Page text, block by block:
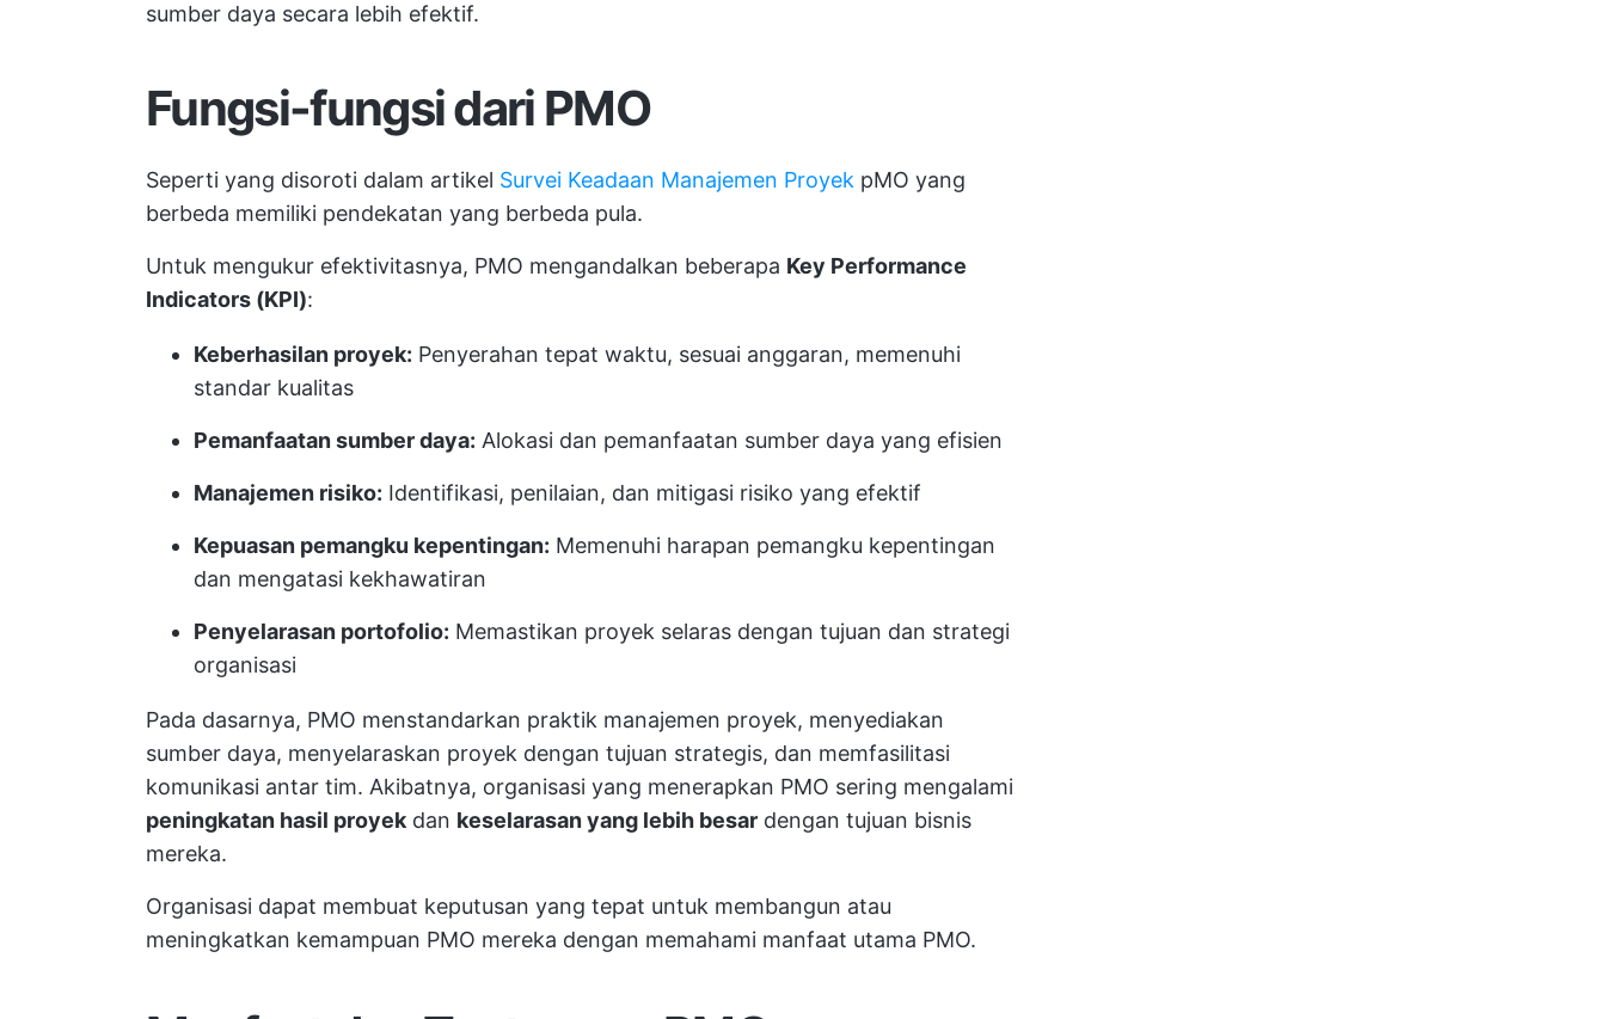
sumber daya secara lebih efektif.
Fungsi-fungsi dari PMO
Seperti yang disoroti dalam artikel Survei Keadaan Manajemen Proyek pMO yang
berbeda memiliki pendekatan yang berbeda pula.
Untuk mengukur efektivitasnya, PMO mengandalkan beberapa Key Performance
Indicators (KPI):
Keberhasilan proyek: Penyerahan tepat waktu, sesuai anggaran, memenuhi
standar kualitas
Pemanfaatan sumber daya: Alokasi dan pemanfaatan sumber daya yang efisien
Manajemen risiko: Identifikasi, penilaian, dan mitigasi risiko yang efektif
Kepuasan pemangku kepentingan: Memenuhi harapan pemangku kepentingan
dan mengatasi kekhawatiran
Penyelarasan portofolio: Memastikan proyek selaras dengan tujuan dan strategi
organisasi
Pada dasarnya, PMO menstandarkan praktik manajemen proyek, menyediakan
sumber daya, menyelaraskan proyek dengan tujuan strategis, dan memfasilitasi
komunikasi antar tim. Akibatnya, organisasi yang menerapkan PMO sering mengalami
peningkatan hasil proyek dan keselarasan yang lebih besar dengan tujuan bisnis
mereka.
Organisasi dapat membuat keputusan yang tepat untuk membangun atau
meningkatkan kemampuan PMO mereka dengan memahami manfaat utama PMO.